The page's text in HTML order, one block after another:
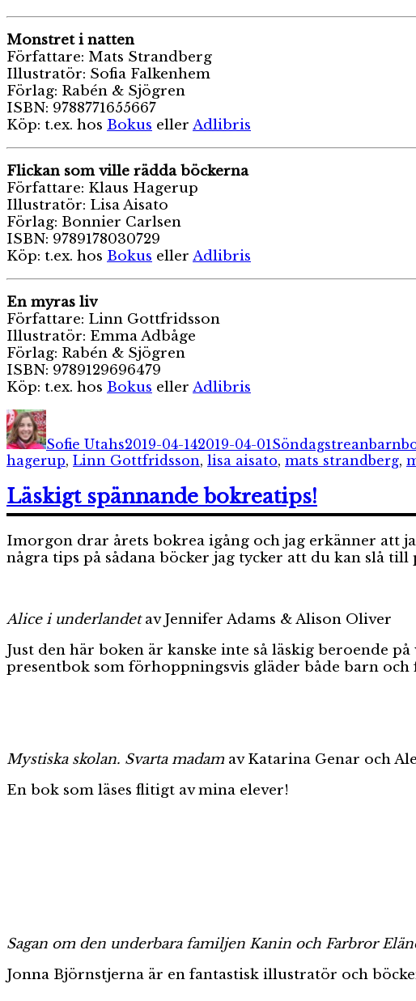
Monstret i natten
Författare: Mats Strandberg
Illustratör: Sofia Falkenhem
Förlag: Rabén & Sjögren
ISBN: 9788771655667
Köp: t.ex. hos Bokus eller Adlibris
Flickan som ville rädda böckerna
Författare: Klaus Hagerup
Illustratör: Lisa Aisato
Förlag: Bonnier Carlsen
ISBN: 9789178030729
Köp: t.ex. hos Bokus eller Adlibris
En myras liv
Författare: Linn Gottfridsson
Illustratör: Emma Adbåge
Förlag: Rabén & Sjögren
ISBN: 9789129696479
Köp: t.ex. hos Bokus eller Adlibris
Författare
Sofie Utahs2019-04-142019-04-01Söndagstrean
hagerup, Linn Gottfridsson, lisa aisato, mats strandberg,
Läskigt spännande bokreatips!
Imorgon drar årets bokrea igång och jag erkänner att
några tips på sådana böcker jag tycker att du kan slå till
Alice i underlandetav Jennifer Adams & Alison Oliver
Just den här boken är kanske inte så läskig beroende
presentbok som förhoppningsvis gläder både barn och
Mystiska skolan. Svarta madam av Katarina Genar och
En bok som läses flitigt av mina elever!
Sagan om den underbara familjen Kanin och Farbror
Jonna Björnstjerna är en fantastisk illustratör och